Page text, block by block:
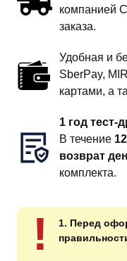
компанией
заказа.
Удобная и
SberPay,
картами, а
1 год тест-
В течение
возврат
комплекта.
!
1. Перед